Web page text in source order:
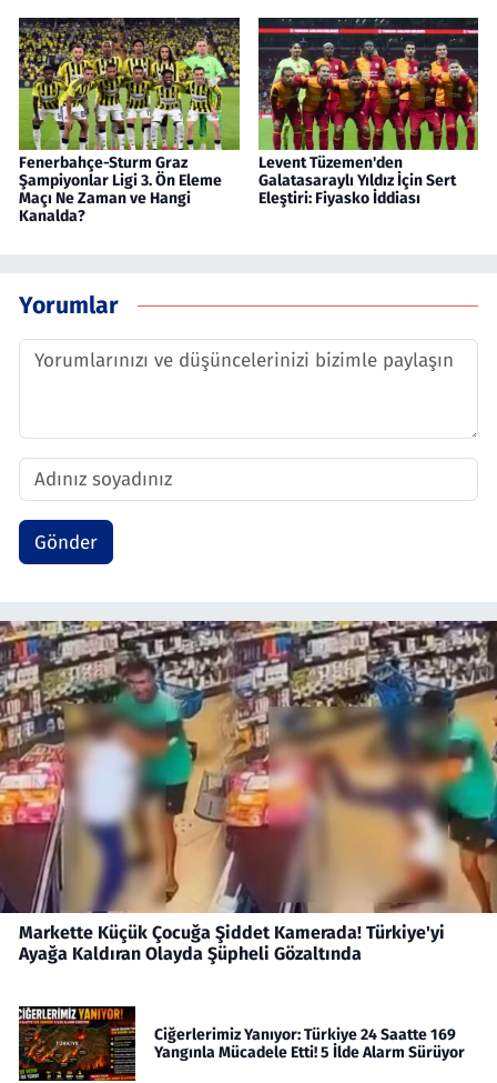
Fenerbahçe-Sturm Graz
Şampiyonlar Ligi 3. Ön Eleme
Maçı Ne Zaman ve Hangi
Kanalda?
Levent Tüzemen'den
Galatasaraylı Yıldız İçin Sert
Eleştiri: Fiyasko İddiası
Yorumlar
Gönder
Markette Küçük Çocuğa Şiddet Kamerada! Türkiye'yi
Ayağa Kaldıran Olayda Şüpheli Gözaltında
Ciğerlerimiz Yanıyor: Türkiye 24 Saatte 169
Yangınla Mücadele Etti! 5 İlde Alarm Sürüyor